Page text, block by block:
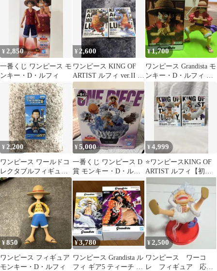
¥ 2,850
一番くじ ワンピース モ
ンキー・D・ルフィ
¥ 2,600
ワンピース KING OF
ARTIST ルフィ ver.II 全
2種
¥1,700
ワンピース Grandista モ
ンキー・D・ルフィ フ
ィギュア
¥ 2,200
ワンピース ワールドコ
レクタブルフィギュア
vol.8 TV057 ルフィ
¥5,000
一番くじ ワンピース D
賞 モンキー・D・ルフ
ィ ギア5
¥4,999
⭐️ワンピースKING OF
ARTIST ルフィ【初
¥850
ワンピース フィギュア
モンキー・D・ルフィ
¥3,780
ワンピース Grandista ル
フィ ギア5 ティーチ フ
¥2,500
ワンピース ワーコ
レ フィギュア 応募